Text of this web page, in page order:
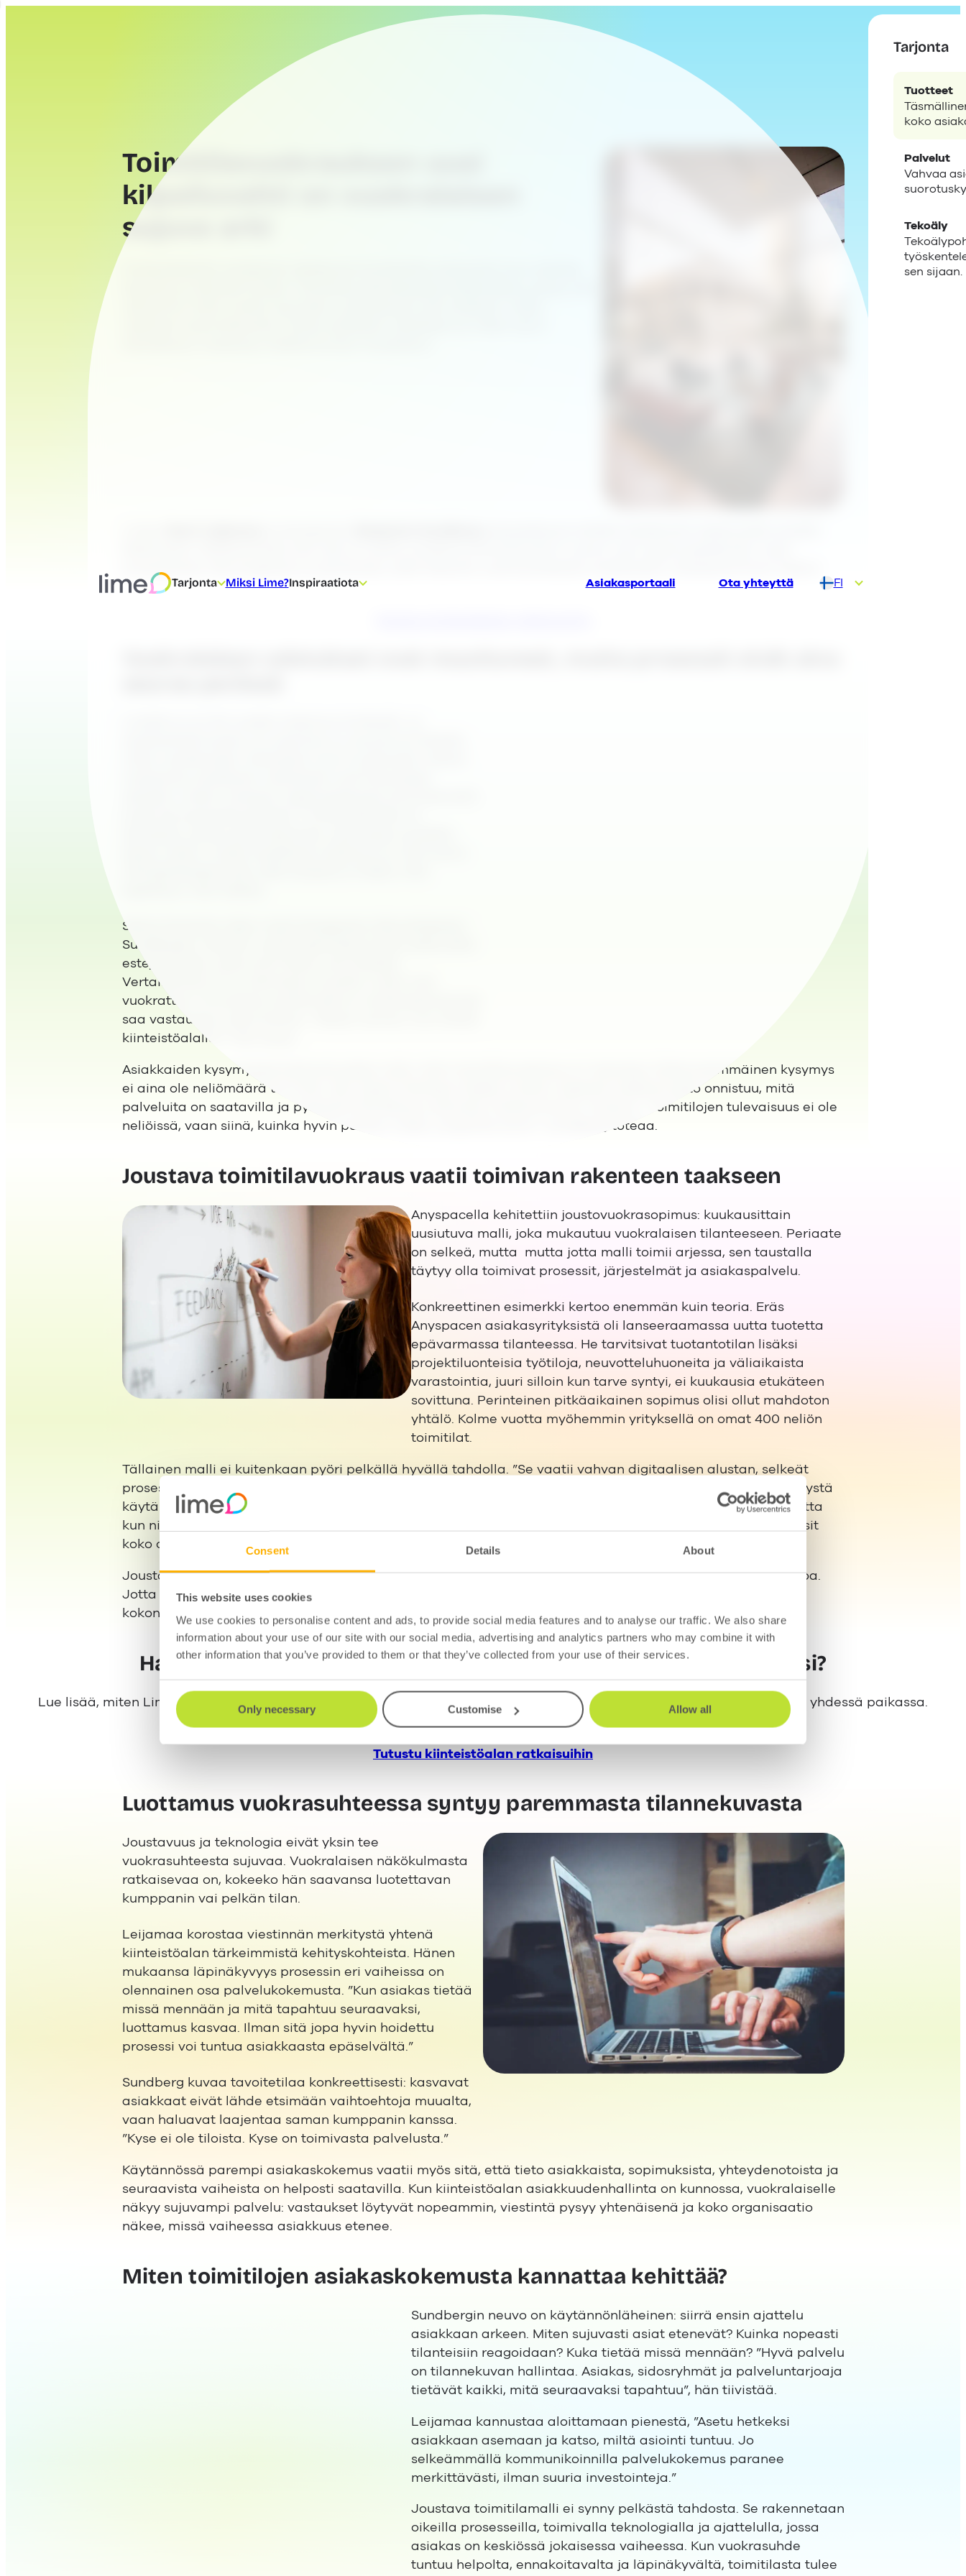
Consent Details About
This website uses cookies
We use cookies to personalise content and ads, to provide social media features and to analyse our traffic. We also share
information about your use of our site with our social media, advertising and analytics partners who may combine it with
other information that you’ve provided to them or that they’ve collected from your use of their services.
Only necessary Customise Allow all
Tarjonta Miksi Lime?Inspiraatiota Asiakasportaali
Ota yhteyttä
FI
Tarjonta
Tuotteet
koko
Palvelut
Vahvaa
Tekoäly
sen sijaan.
Toimitilavuokrauksen uusi
kilpailuvaltti on vuokralaisen
sujuva arki
Sama havainto näkyi myös Anyspacen alkuvaiheessa.
Sundbergin mukaan vuokrausprosessi tuntui jatkuvalta
estejuoksulta, jossa aina löytyi uusi hidaste.
Vertailukohta oli jo olemassa muualla: auton saa
vuokrattua minuutissa puhelimella ja asiakaspalvelusta
saa vastauksen sekunneissa. ”Miksei samaa voisi tehdä
kiinteistöalalla?” hän kysyy.
Asiakkaiden kysymykset kertovat paljon siitä, mihin toimitilavuokraus on menossa. Enää ensimmäinen kysymys
ei aina ole neliömäärä tai hinta. Sen sijaan halutaan tietää, kuinka nopeasti sisäänmuutto onnistuu, mitä
palveluita on saatavilla ja pystyykö tilaratkaisu elämään liiketoiminnan mukana. ”Toimitilojen tulevaisuus ei ole
neliöissä, vaan siinä, kuinka hyvin palvelu niiden ympärillä toimii”, Sundberg toteaa.
Joustava toimitilavuokraus vaatii toimivan rakenteen taakseen
Anyspacella kehitettiin joustovuokrasopimus: kuukausittain
uusiutuva malli, joka mukautuu vuokralaisen tilanteeseen. Periaate
on selkeä, mutta mutta jotta malli toimii arjessa, sen taustalla
täytyy olla toimivat prosessit, järjestelmät ja asiakaspalvelu.
Konkreettinen esimerkki kertoo enemmän kuin teoria. Eräs
Anyspacen asiakasyrityksistä oli lanseeraamassa uutta tuotetta
epävarmassa tilanteessa. He tarvitsivat tuotantotilan lisäksi
projektiluonteisia työtiloja, neuvotteluhuoneita ja väliaikaista
varastointia, juuri silloin kun tarve syntyi, ei kuukausia etukäteen
sovittuna. Perinteinen pitkäaikainen sopimus olisi ollut mahdoton
yhtälö. Kolme vuotta myöhemmin yrityksellä on omat 400 neliön
toimitilat.
Tällainen malli ei kuitenkaan pyöri pelkällä hyvällä tahdolla. ”Se vaatii vahvan digitaalisen alustan, selkeät
prosessit ja asiakaspalvelun, joka on aidosti tavoitettavissa”, Sundberg sanoo. Leijamaa täydentää näkemystä
käytännön kokemusten pohjalta: ”Yksittäisiä joustavia sopimuksia pystyy hoitamaan manuaalisestikin. Mutta
kun niitä tulee paljon, hallittavuus ratkaisee. Siinä kohtaa tarvitaan toimivat järjestelmät ja selkeät prosessit
koko organisaatiossa.”
Joustavuus näkyy asiakkaalle parhaimmillaan helppoutena, mutta sen taustalla on paljon hallittavaa tietoa.
Jotta vuokralaiselle voidaan tarjota nopeaa palvelua ja ajantasaista viestintää, vuokraajan täytyy nähdä
kokonaisuus selkeästi: asiakkuuden tilanne, sopimukset, yhteydenotot, avoimet asiat ja seuraavat vaiheet.
Haluatko tehdä toimitilavuokrauksesta sujuvampaa asiakkaillesi?
Lue lisää, miten Lime auttaa kiinteistöalan yrityksiä hallitsemaan asiakkuuksia, vuokralaisviestintää ja arjen prosesseja yhdessä paikassa.
Tutustu kiinteistöalan ratkaisuihin
Luottamus vuokrasuhteessa syntyy paremmasta tilannekuvasta
Joustavuus ja teknologia eivät yksin tee
vuokrasuhteesta sujuvaa. Vuokralaisen näkökulmasta
ratkaisevaa on, kokeeko hän saavansa luotettavan
kumppanin vai pelkän tilan.
Leijamaa korostaa viestinnän merkitystä yhtenä
kiinteistöalan tärkeimmistä kehityskohteista. Hänen
mukaansa läpinäkyvyys prosessin eri vaiheissa on
olennainen osa palvelukokemusta. ”Kun asiakas tietää
missä mennään ja mitä tapahtuu seuraavaksi,
luottamus kasvaa. Ilman sitä jopa hyvin hoidettu
prosessi voi tuntua asiakkaasta epäselvältä.”
Sundberg kuvaa tavoitetilaa konkreettisesti: kasvavat
asiakkaat eivät lähde etsimään vaihtoehtoja muualta,
vaan haluavat laajentaa saman kumppanin kanssa.
”Kyse ei ole tiloista. Kyse on toimivasta palvelusta.”
Käytännössä parempi asiakaskokemus vaatii myös sitä, että tieto asiakkaista, sopimuksista, yhteydenotoista ja
seuraavista vaiheista on helposti saatavilla. Kun kiinteistöalan asiakkuudenhallinta on kunnossa, vuokralaiselle
näkyy sujuvampi palvelu: vastaukset löytyvät nopeammin, viestintä pysyy yhtenäisenä ja koko organisaatio
näkee, missä vaiheessa asiakkuus etenee.
Miten toimitilojen asiakaskokemusta kannattaa kehittää?
Sundbergin neuvo on käytännönläheinen: siirrä ensin ajattelu
asiakkaan arkeen. Miten sujuvasti asiat etenevät? Kuinka nopeasti
tilanteisiin reagoidaan? Kuka tietää missä mennään? ”Hyvä palvelu
on tilannekuvan hallintaa. Asiakas, sidosryhmät ja palveluntarjoaja
tietävät kaikki, mitä seuraavaksi tapahtuu”, hän tiivistää.
Leijamaa kannustaa aloittamaan pienestä, ”Asetu hetkeksi
asiakkaan asemaan ja katso, miltä asiointi tuntuu. Jo
selkeämmällä kommunikoinnilla palvelukokemus paranee
merkittävästi, ilman suuria investointeja.”
Joustava toimitilamalli ei synny pelkästä tahdosta. Se rakennetaan
oikeilla prosesseilla, toimivalla teknologialla ja ajattelulla, jossa
asiakas on keskiössä jokaisessa vaiheessa. Kun vuokrasuhde
tuntuu helpolta, ennakoitavalta ja läpinäkyvältä, toimitilasta tulee